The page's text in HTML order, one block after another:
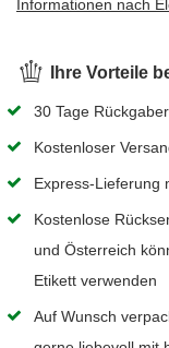
Informationen nach
Ihre Vorteile
30 Tage
Kostenloser
Express-Lieferung
Kostenlose
und Österreich
Etikett verwenden
Auf Wunsch